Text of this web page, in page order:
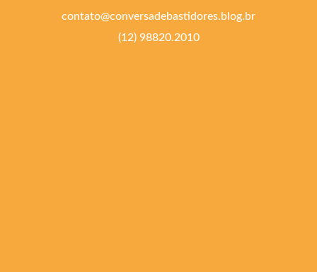
contato@conversadebastidores.blog.br
(12) 98820.2010